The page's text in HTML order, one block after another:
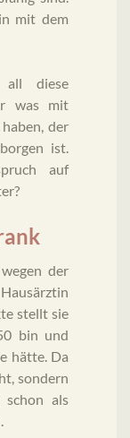
mit dem
diese
was mit
der
ist.
auf
der
stellt sie
bin und
hätte. Da
sondern
als